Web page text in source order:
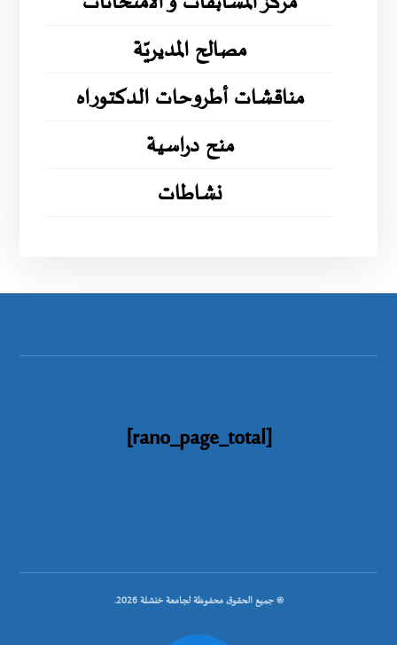
مصالح المديريّة
مناقشات أطروحات الدكتوراه
منح دراسية
نشاطات
[rano_page_total]
© جميع الحقوق محفوظة لجامعة خنشلة 2026.